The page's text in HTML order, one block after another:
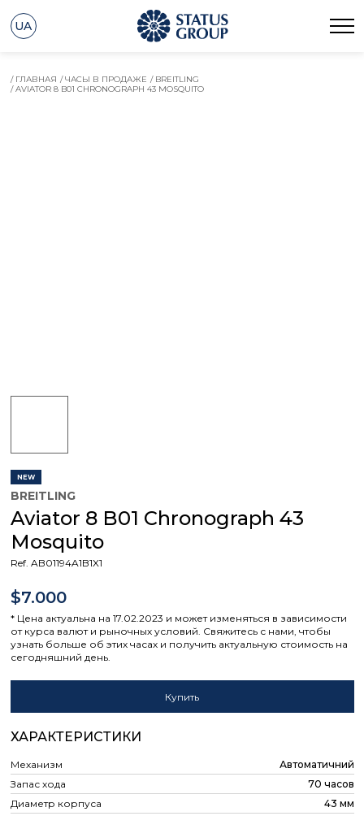
UA
/ ГЛАВНАЯ / ЧАСЫ В ПРОДАЖЕ / BREITLING
/ AVIATOR 8 B01 CHRONOGRAPH 43 MOSQUITO
NEW
BREITLING
Aviator 8 B01 Chronograph 43
Mosquito
Ref. AB01194A1B1X1
$7.000
* Цена актуальна на 17.02.2023 и может изменяться в зависимости
от курса валют и рыночных условий. Свяжитесь с нами, чтобы
узнать больше об этих часах и получить актуальную стоимость на
сегодняшний день.
Купить
ХАРАКТЕРИСТИКИ
Механизм
Автоматичний
Запас хода
70 часов
Диаметр корпуса
43 мм